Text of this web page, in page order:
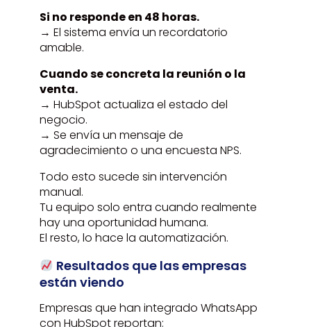
Si no responde en 48 horas.
→ El sistema envía un recordatorio
amable.
Cuando se concreta la reunión o la
venta.
→ HubSpot actualiza el estado del
negocio.
→ Se envía un mensaje de
agradecimiento o una encuesta NPS.
Todo esto sucede sin intervención
manual.
Tu equipo solo entra cuando realmente
hay una oportunidad humana.
El resto, lo hace la automatización.
Resultados que las empresas
están viendo
Empresas que han integrado WhatsApp
con HubSpot reportan: